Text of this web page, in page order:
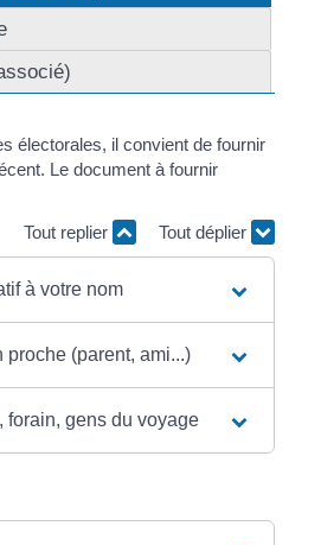
électorales, il convient de fournir
Le document à fournir
Tout replier
Tout déplier
à votre nom
(parent, ami...)
forain, gens du voyage